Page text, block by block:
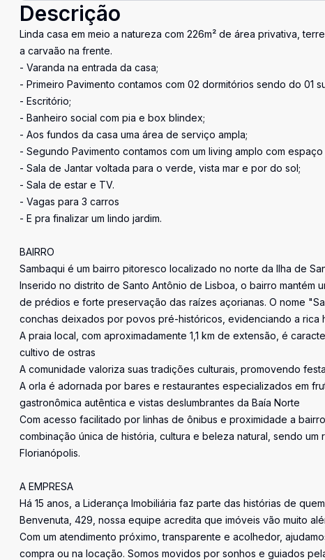
Descrição
Linda casa em meio a natureza com 226m² de área privativa,
a carvaão na frente.
- Varanda na entrada da casa;
- Primeiro Pavimento contamos com 02 dormitórios sendo do 01
- Escritório;
- Banheiro social com pia e box blindex;
- Aos fundos da casa uma área de serviço ampla;
- Segundo Pavimento contamos com um living amplo com
- Sala de Jantar voltada para o verde, vista mar e por do sol;
- Sala de estar e TV.
- Vagas para 3 carros
- E pra finalizar um lindo jardim.
BAIRRO
Sambaqui é um bairro pitoresco localizado no norte da Ilha de
Inserido no distrito de Santo Antônio de Lisboa, o bairro mantém
de prédios e forte preservação das raízes açorianas. O nome
conchas deixados por povos pré-históricos, evidenciando a rica
A praia local, com aproximadamente 1,1 km de extensão, é
cultivo de ostras
A comunidade valoriza suas tradições culturais, promovendo
A orla é adornada por bares e restaurantes especializados em
gastronômica autêntica e vistas deslumbrantes da Baía Norte
Com acesso facilitado por linhas de ônibus e proximidade a
combinação única de história, cultura e beleza natural, sendo
Florianópolis.
A EMPRESA
Há 15 anos, a Liderança Imobiliária faz parte das histórias de
Benvenuta, 429, nossa equipe acredita que imóveis vão muito
Com um atendimento próximo, transparente e acolhedor,
compra ou na locação. Somos movidos por sonhos e guiados